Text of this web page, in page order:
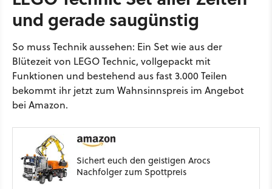
und gerade saugünstig
So muss Technik aussehen: Ein Set wie aus der
Blütezeit von LEGO Technic, vollgepackt mit
Funktionen und bestehend aus fast 3.000 Teilen
bekommt ihr jetzt zum Wahnsinnspreis im Angebot
bei Amazon.
Sichert euch den geistigen Arocs
Nachfolger zum Spottpreis